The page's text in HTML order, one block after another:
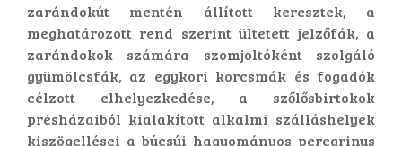
zarándokút mentén állított keresztek, a
meghatározott rend szerint ültetett jelzőfák, a
zarándokok számára szomjoltóként szolgáló
gyümölcsfák, az egykori korcsmák és fogadók
célzott elhelyezkedése, a szőlősbirtokok
présházaiból kialakított alkalmi szálláshelyek
kiszögellései a búcsúi hagyományos peregrinus